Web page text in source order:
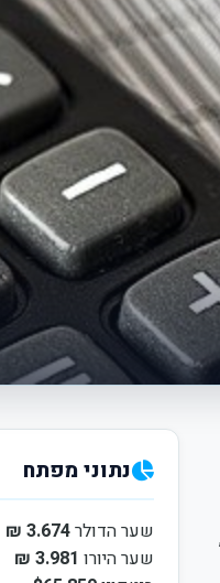
נתוני מפתח
שער הדולר3.674 ₪
שער היורו 3.981 ₪